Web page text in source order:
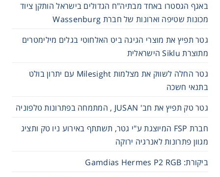
באגף הגסטרו באחד מבתיה"ח הגדולים בישראל הותקן ציוד
מכונות שטיפה וארונות של חברת Wassenburg
גטר תפיץ את מוצרי הגיגה ביט האלחוטי בגלים מילימטרים
מתוצרת Siklu הישראלית
גטר החלה לשווק את מצלמות Milesight עם יתרון בולט
בתנאי חשכה
גטר טק תפיץ את חב' JUSAN , המתמחה בפתרונות טלפוניה
חברת FSP המיוצגת ע"י גטר, תשתתף באירוע ניו טק ותציג
מגוון פתרונות לאנרגיה ירוקה
ביקורת: Gamdias Hermes P2 RGB